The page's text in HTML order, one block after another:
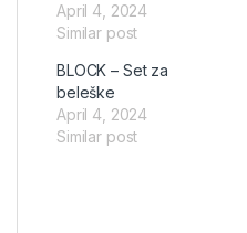
April 4, 2024
Similar post
BLOCK – Set za
beleške
April 4, 2024
Similar post